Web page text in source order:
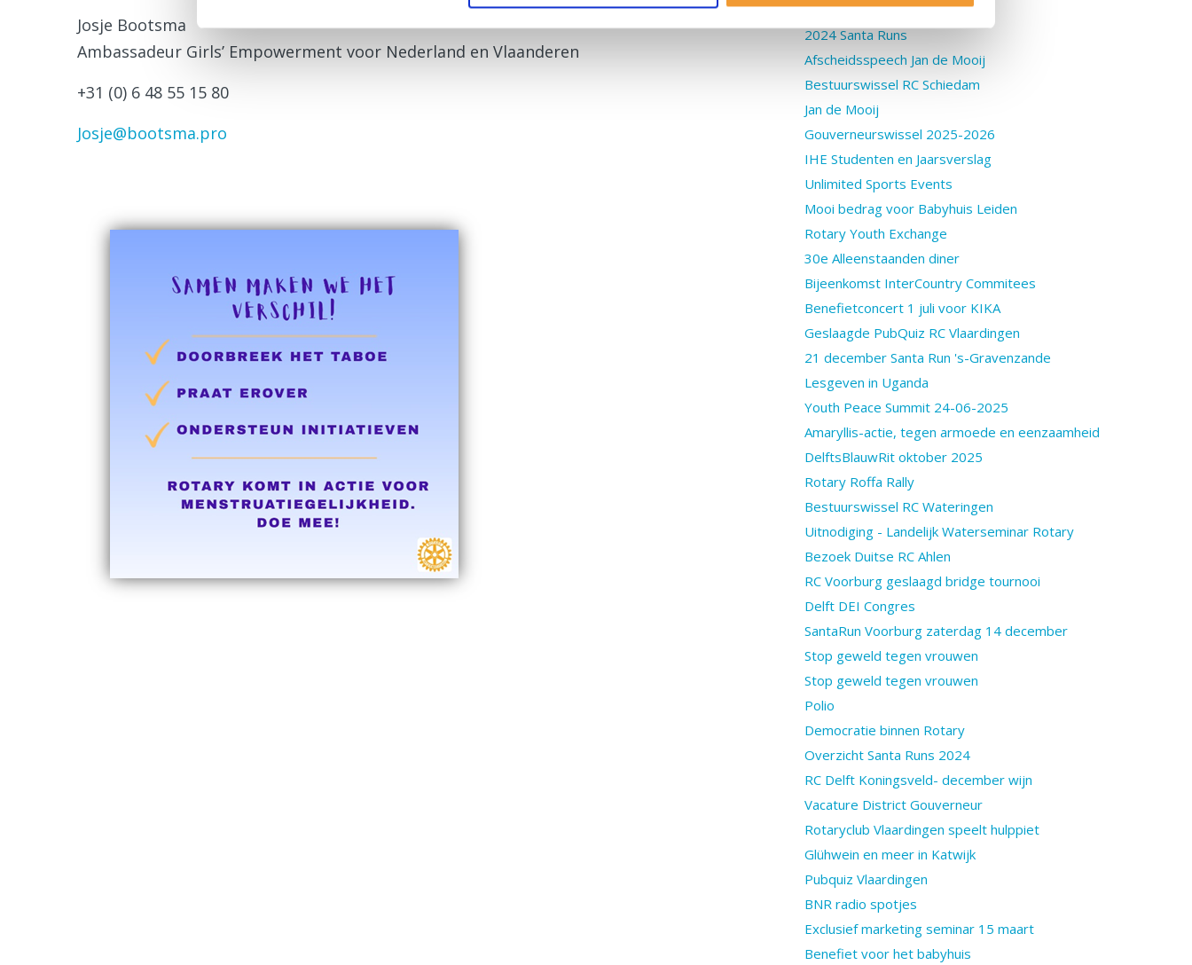
Josje Bootsma
Ambassadeur Girls’ Empowerment voor Nederland en Vlaanderen
+31 (0) 6 48 55 15 80
Josje@bootsma.pro
Handboek voor Rotarians
2024 Santa Runs
Afscheidsspeech Jan de Mooij
Bestuurswissel RC Schiedam
Jan de Mooij
Gouverneurswissel 2025-2026
IHE Studenten en Jaarsverslag
Unlimited Sports Events
Mooi bedrag voor Babyhuis Leiden
Rotary Youth Exchange
30e Alleenstaanden diner
Bijeenkomst InterCountry Commitees
Benefietconcert 1 juli voor KIKA
Geslaagde PubQuiz RC Vlaardingen
21 december Santa Run 's-Gravenzande
Lesgeven in Uganda
Youth Peace Summit 24-06-2025
Amaryllis-actie, tegen armoede en eenzaamheid
DelftsBlauwRit oktober 2025
Rotary Roffa Rally
Bestuurswissel RC Wateringen
Uitnodiging - Landelijk Waterseminar Rotary
Bezoek Duitse RC Ahlen
RC Voorburg geslaagd bridge tournooi
Delft DEI Congres
SantaRun Voorburg zaterdag 14 december
Stop geweld tegen vrouwen
Stop geweld tegen vrouwen
Polio
Democratie binnen Rotary
Overzicht Santa Runs 2024
RC Delft Koningsveld- december wijn
Vacature District Gouverneur
Rotaryclub Vlaardingen speelt hulppiet
Glühwein en meer in Katwijk
Pubquiz Vlaardingen
BNR radio spotjes
Exclusief marketing seminar 15 maart
Benefiet voor het babyhuis